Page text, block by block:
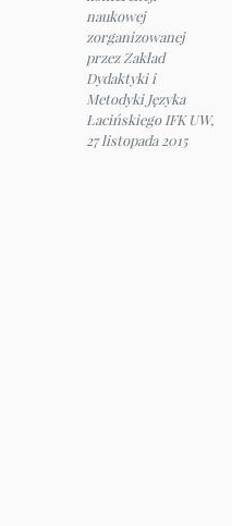
naukowej
zorganizowanej
przez Zakład
Dydaktyki i
Metodyki Języka
Łacińskiego IFK UW,
27 listopada 2015